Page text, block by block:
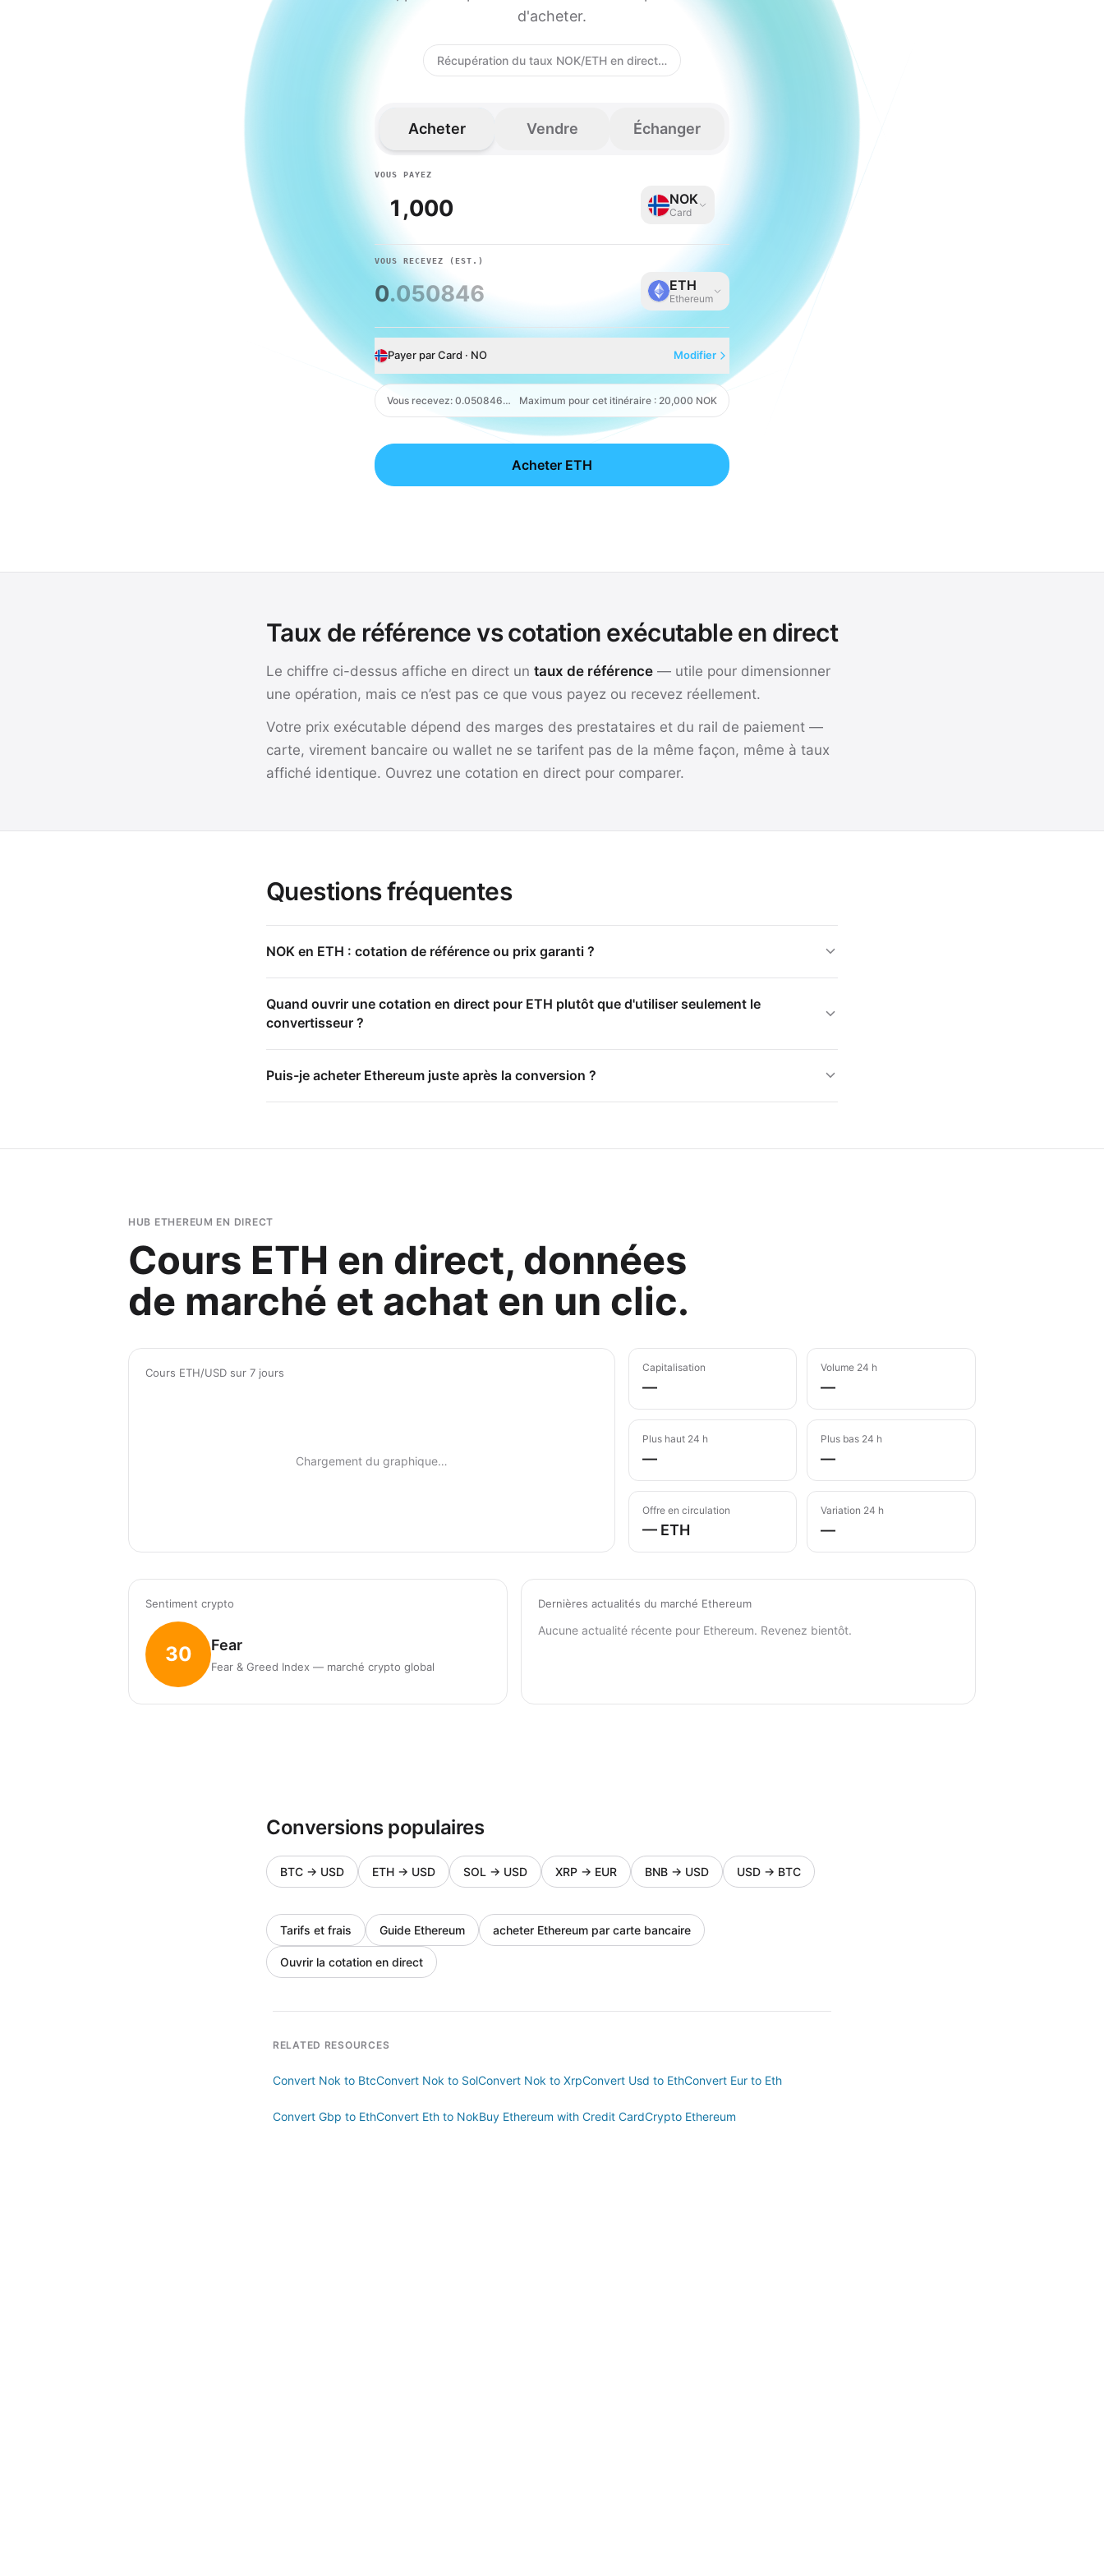
d'acheter.
Récupération du taux NOK/ETH en direct…
Acheter Vendre Échanger
VOUS PAYEZ
NOK
Card
VOUS RECEVEZ (EST.)
0.050846 ETH
Ethereum
Payer par Card · NO Modifier
Vous recevez: 0.050846 ETH Maximum pour cet itinéraire : 20,000 NOK
Card
Acheter ETH
Taux de référence vs cotation exécutable en direct
Le chiffre ci-dessus affiche en direct un taux de référence — utile pour dimensionner
une opération, mais ce n’est pas ce que vous payez ou recevez réellement.
Votre prix exécutable dépend des marges des prestataires et du rail de paiement —
carte, virement bancaire ou wallet ne se tarifent pas de la même façon, même à taux
affiché identique. Ouvrez une cotation en direct pour comparer.
Questions fréquentes
NOK en ETH : cotation de référence ou prix garanti ?
Quand ouvrir une cotation en direct pour ETH plutôt que d'utiliser seulement le
convertisseur ?
Puis-je acheter Ethereum juste après la conversion ?
HUB ETHEREUM EN DIRECT
Cours ETH en direct, données
de marché et achat en un clic.
Cours ETH/USD sur 7 jours
Chargement du graphique…
Capitalisation
—
Volume 24 h
—
Plus haut 24 h
—
Plus bas 24 h
—
Offre en circulation
— ETH
Variation 24 h
—
Sentiment crypto
30 Fear
Fear & Greed Index — marché crypto global
Dernières actualités du marché Ethereum
Aucune actualité récente pour Ethereum. Revenez bientôt.
Conversions populaires
BTC → USD ETH → USD SOL → USD XRP → EUR BNB → USD USD → BTC
Tarifs et frais Guide Ethereum acheter Ethereum par carte bancaire
Ouvrir la cotation en direct
RELATED RESOURCES
Convert Nok to BtcConvert Nok to SolConvert Nok to XrpConvert Usd to EthConvert Eur to Eth
Convert Gbp to EthConvert Eth to NokBuy Ethereum with Credit CardCrypto Ethereum